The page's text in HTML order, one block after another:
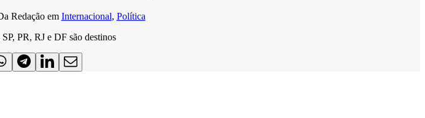
Redação em Internacional, Política
PR, RJ e DF são destinos